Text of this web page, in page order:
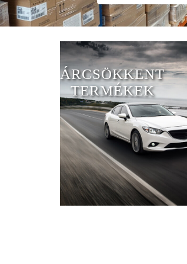
ÁRCSÖKKENT
TERMÉKEK